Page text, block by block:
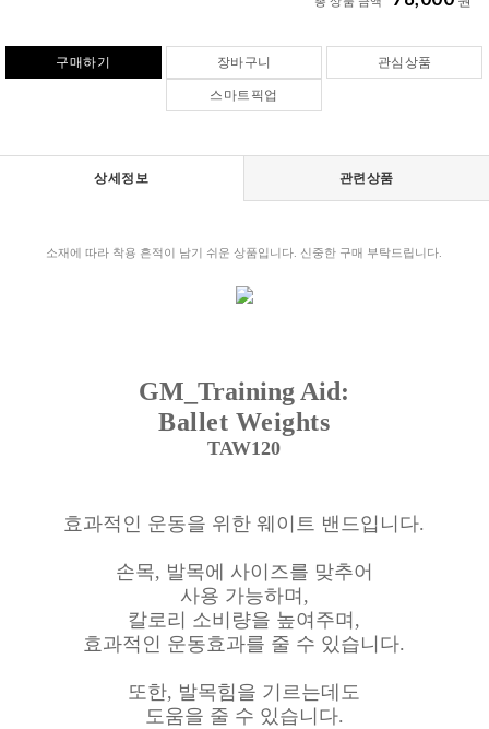
구매하기 장바구니
관심상품
스마트픽업
상세정보 관련상품
소재에 따라 착용 흔적이 남기 쉬운 상품입니다. 신중한 구매 부탁드립니다.
GM_ Training Aid:
Ballet Weights
TAW120
효과적인 운동을 위한 웨이트 밴드입니다.
손목, 발목에 사이즈를 맞추어
사용 가능하며,
칼로리 소비량을 높여주며,
효과적인 운동효과를 줄 수 있습니다.
또한, 발목힘을 기르는데도
도움을 줄 수 있습니다.